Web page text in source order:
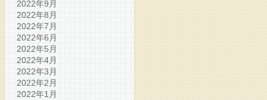
2022年9月
2022年8月
2022年7月
2022年6月
2022年5月
2022年4月
2022年3月
2022年2月
2022年1月